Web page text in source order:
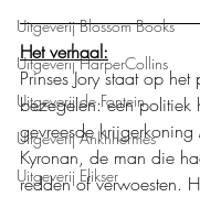
Uitgeverij Blossom Books
Uitgeverij HarperCollins
Uitgeverij de Fontein
Uitgeverij Ankhhermes
Uitgeverij Elikser
Het verhaal:
Prinses Jory staat op
bezegelen: een politiek
gevreesde
Kyronan, de man die
redden of verwoesten.